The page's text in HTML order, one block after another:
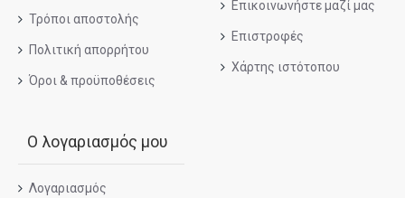
Τρόποι αποστολής
Πολιτική απορρήτου
Όροι & προϋποθέσεις
Επικοινωνήστε μαζί μας
Επιστροφές
Χάρτης ιστότοπου
Ο λογαριασμός μου
Λογαριασμός